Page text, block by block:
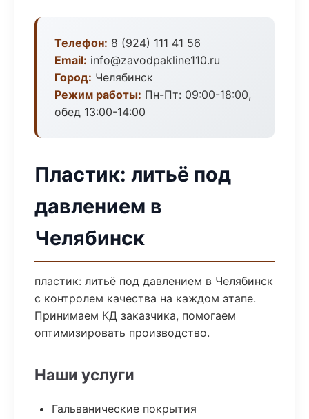
Телефон: 8 (924) 111 41 56
Email: info@zavodpakline110.ru
Город: Челябинск
Режим работы: Пн-Пт: 09:00-18:00,
обед 13:00-14:00
Пластик: литьё под
давлением в
Челябинск
пластик: литьё под давлением в Челябинск
с контролем качества на каждом этапе.
Принимаем КД заказчика, помогаем
оптимизировать производство.
Наши услуги
Гальванические покрытия